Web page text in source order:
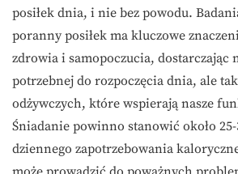
posiłek dnia, i nie bez powodu.
poranny posiłek ma kluczowe
zdrowia i samopoczucia, dostarczając
potrzebnej do rozpoczęcia dnia, ale
odżywczych, które wspierają nasze
Śniadanie powinno stanowić około 25-
dziennego zapotrzebowania